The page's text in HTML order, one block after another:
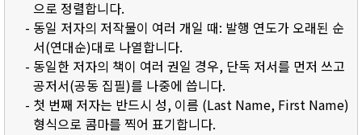
으로 정렬합니다.
- 동일 저자의 저작물이 여러 개일 때: 발행 연도가 오래된 순
서(연대순)대로 나열합니다.
- 동일한 저자의 책이 여러 권일 경우, 단독 저서를 먼저 쓰고
공저서(공동 집필)를 나중에 씁니다.
- 첫 번째 저자는 반드시 성, 이름 (Last Name, First Name)
형식으로 콤마를 찍어 표기합니다.